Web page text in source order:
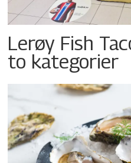
Lerøy Fish
to kategorier